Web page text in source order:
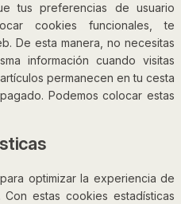
tus preferencias de usuario
cookies funcionales, te
De esta manera, no necesitas
información cuando visitas
permanecen en tu cesta
Podemos colocar estas
optimizar la experiencia de
estas cookies estadísticas